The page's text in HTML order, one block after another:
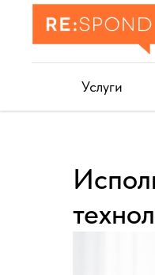
Услуги